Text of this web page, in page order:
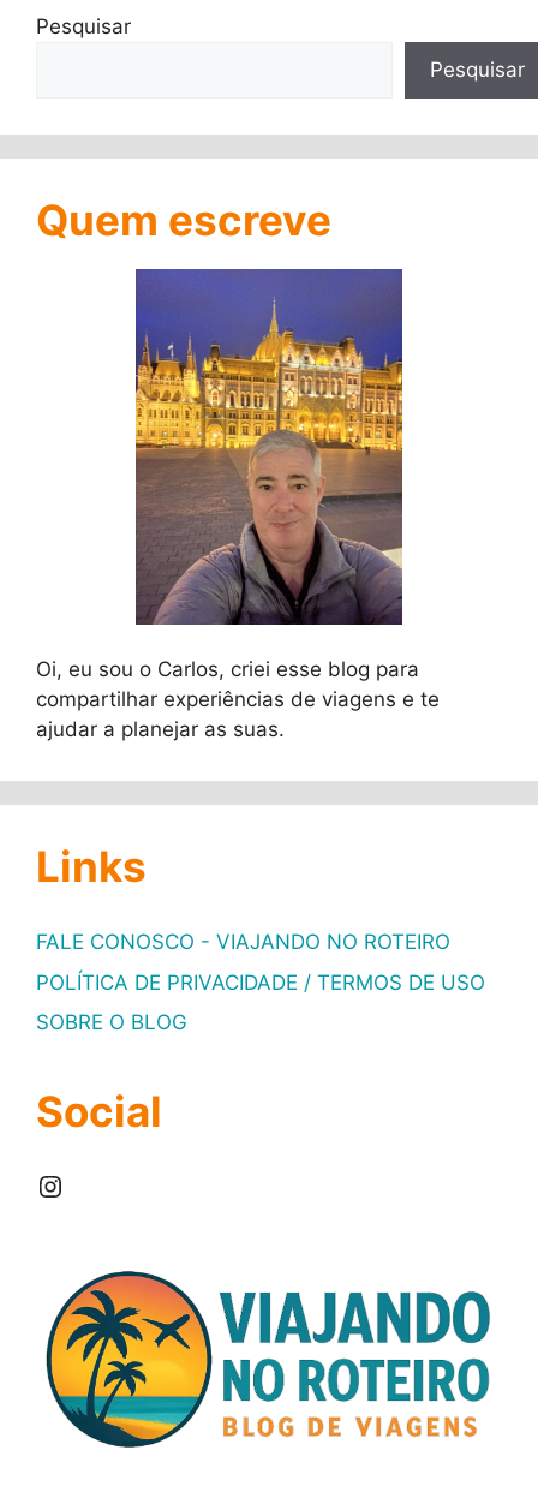
Pesquisar
Pesquisar
Quem escreve
Oi, eu sou o Carlos, criei esse blog para
compartilhar experiências de viagens e te
ajudar a planejar as suas.
Links
FALE CONOSCO - VIAJANDO NO ROTEIRO
POLÍTICA DE PRIVACIDADE / TERMOS DE USO
SOBRE O BLOG
Social
Instagram